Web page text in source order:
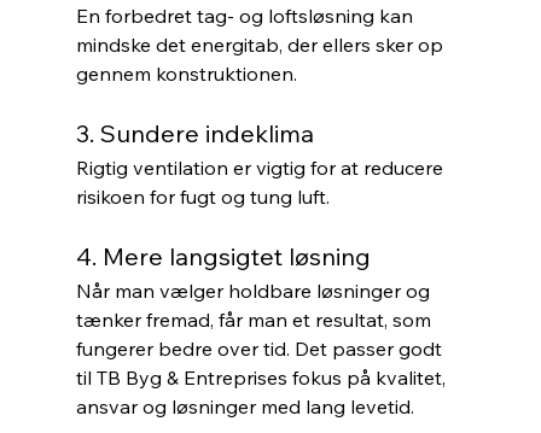
En forbedret tag- og loftsløsning kan
mindske det energitab, der ellers sker op
gennem konstruktionen.
3. Sundere indeklima
Rigtig ventilation er vigtig for at reducere
risikoen for fugt og tung luft.
4. Mere langsigtet løsning
Når man vælger holdbare løsninger og
tænker fremad, får man et resultat, som
fungerer bedre over tid. Det passer godt
til TB Byg & Entreprises fokus på kvalitet,
ansvar og løsninger med lang levetid.